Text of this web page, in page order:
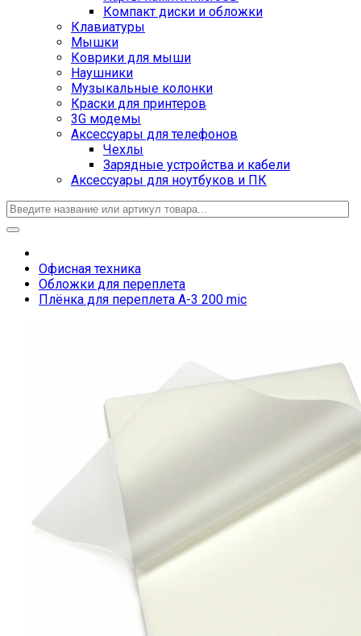
Компакт диски и обложки
Клавиатуры
Мышки
Коврики для мыши
Наушники
Музыкальные колонки
Краски для принтеров
3G модемы
Аксессуары для телефонов
Чехлы
Зарядные устройства и кабели
Аксессуары для ноутбуков и ПК
Офисная техника
Обложки для переплета
Плёнка для переплета А-3 200 mic